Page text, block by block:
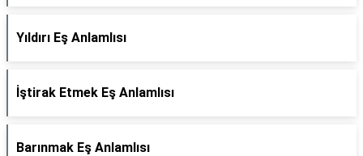
Yıldırı Eş Anlamlısı
İştirak Etmek Eş Anlamlısı
Barınmak Eş Anlamlısı